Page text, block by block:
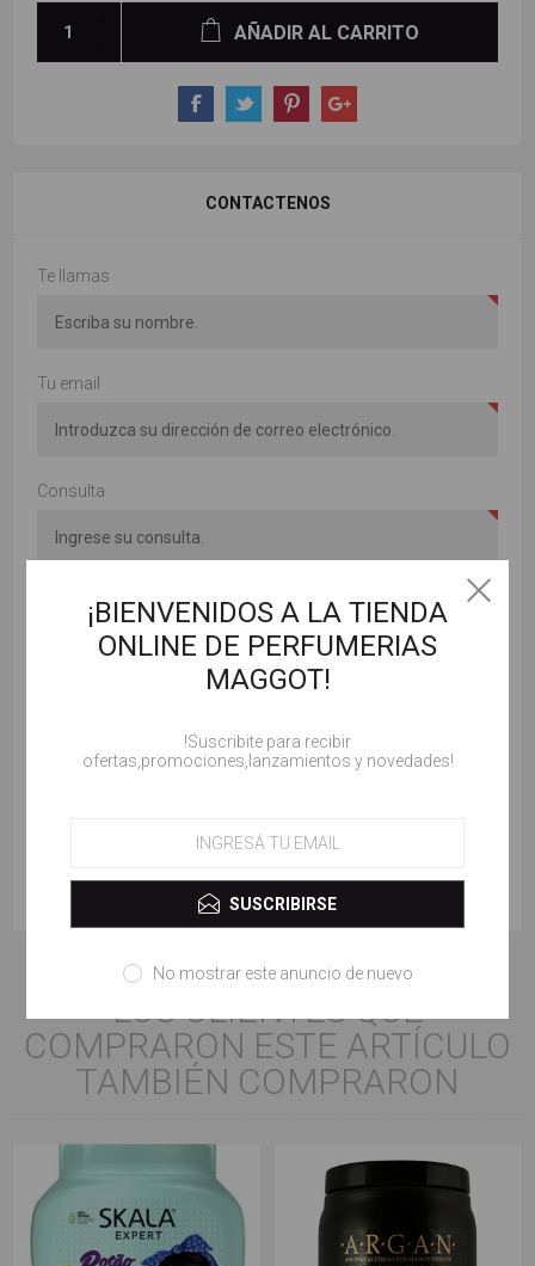
AÑADIR AL CARRITO
CONTACTENOS
Te llamas
Tu email
Consulta
LOS CLIENTES QUE
COMPRARON ESTE ARTÍCULO
TAMBIÉN COMPRARON
¡BIENVENIDOS A LA TIENDA
ONLINE DE PERFUMERIAS
MAGGOT!
!Suscribite para recibir
ofertas,promociones,lanzamientos y novedades!
SUSCRIBIRSE
No mostrar este anuncio de nuevo